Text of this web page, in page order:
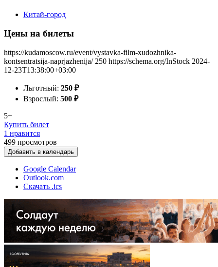
Китай-город
Цены на билеты
https://kudamoscow.ru/event/vystavka-film-xudozhnika-
kontsentratsija-naprjazhenija/ 250 https://schema.org/InStock 2024-
12-23T13:38:00+03:00
Льготный: 250 ₽
Взрослый: 500 ₽
5+
Купить билет
1 нравится
499 просмотров
Добавить в календарь
Google Calendar
Outlook.com
Скачать .ics